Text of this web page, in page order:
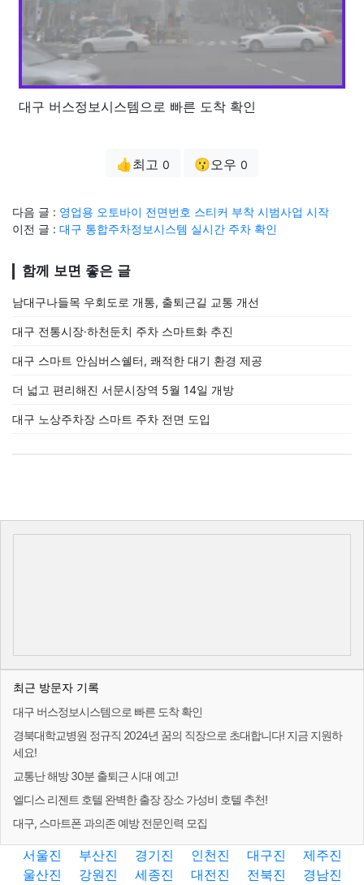
대구 버스정보시스템으로 빠른 도착 확인
👍최고 0 😗오우 0
다음 글 : 영업용 오토바이 전면번호 스티커 부착 시범사업 시작
이전 글 : 대구 통합주차정보시스템 실시간 주차 확인
함께 보면 좋은 글
남대구나들목 우회도로 개통, 출퇴근길 교통 개선
대구 전통시장·하천둔치 주차 스마트화 추진
대구 스마트 안심버스쉘터, 쾌적한 대기 환경 제공
더 넓고 편리해진 서문시장역 5월 14일 개방
대구 노상주차장 스마트 주차 전면 도입
최근 방문자 기록
대구 버스정보시스템으로 빠른 도착 확인
경북대학교병원 정규직 2024년 꿈의 직장으로 초대합니다! 지금 지원하
세요!
교통난 해방 30분 출퇴근 시대 예고!
엘디스 리젠트 호텔 완벽한 출장 장소 가성비 호텔 추천!
대구, 스마트폰 과의존 예방 전문인력 모집
서울진 부산진 경기진 인천진 대구진
제주진
울산진
강원진 세종진 대전진 전북진 경남진